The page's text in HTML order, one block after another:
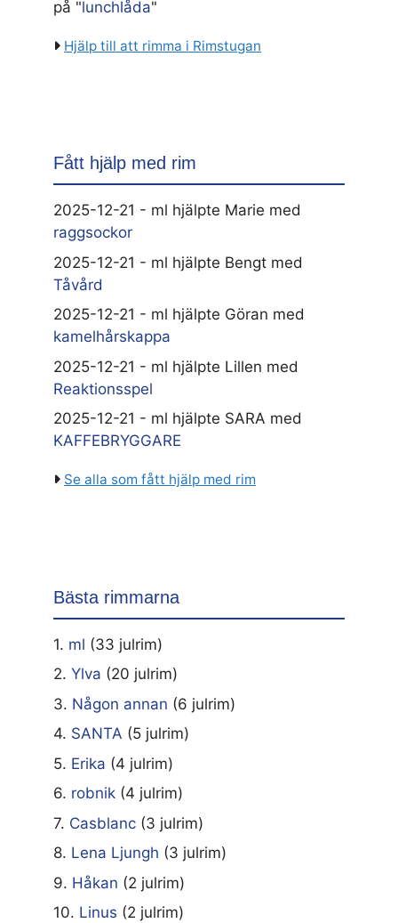
på "lunchlåda"
Hjälp till att rimma i Rimstugan
Fått hjälp med rim
2025-12-21 - ml hjälpte Marie med
raggsockor
2025-12-21 - ml hjälpte Bengt med
Tåvård
2025-12-21 - ml hjälpte Göran med
kamelhårskappa
2025-12-21 - ml hjälpte Lillen med
Reaktionsspel
2025-12-21 - ml hjälpte SARA med
KAFFEBRYGGARE
Se alla som fått hjälp med rim
Bästa rimmarna
1. ml (33 julrim)
2. Ylva (20 julrim)
3. Någon annan (6 julrim)
4. SANTA (5 julrim)
5. Erika (4 julrim)
6. robnik (4 julrim)
7. Casblanc (3 julrim)
8. Lena Ljungh (3 julrim)
9. Håkan (2 julrim)
10. Linus (2 julrim)